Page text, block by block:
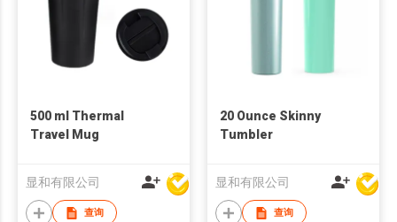
500 ml Thermal
Travel Mug
显和有限公司
查询
20 Ounce Skinny
Tumbler
显和有限公司
查询